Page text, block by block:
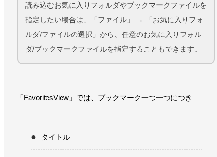
読み込むお気に入りフォルダやブックマークファイルを
指定したい場合は、「ファイル」 → 「お気に入りフォ
ルダ/ファイルの選択」から、任意のお気に入りフォル
ダ/ブックマークファイルを指定することもできます。
「FavoritesView」では、ブックマーク一つ一つにつき
タイトル